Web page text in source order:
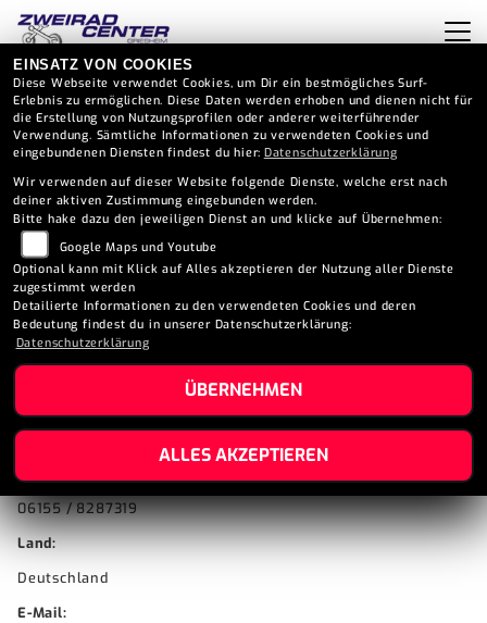
IMPRESSUM
ANSCHRIFT
Adresse:
Otto Straße 2a
Plz/Ort:
64347 Griesheim
06155 / 823 2084
Fax:
06155 / 8287319
Land:
Deutschland
E-Mail:
EINSATZ VON COOKIES
Diese Webseite verwendet Cookies, um Dir ein bestmögliches Surf-
Erlebnis zu ermöglichen. Diese Daten werden erhoben und dienen nicht für
die Erstellung von Nutzungsprofilen oder anderer weiterführender
Verwendung. Sämtliche Informationen zu verwendeten Cookies und
eingebundenen Diensten findest du hier: Datenschutzerklärung
Wir verwenden auf dieser Website folgende Dienste, welche erst nach
deiner aktiven Zustimmung eingebunden werden.
Bitte hake dazu den jeweiligen Dienst an und klicke auf Übernehmen:
Google Maps und Youtube
Optional kann mit Klick auf Alles akzeptieren der Nutzung aller Dienste
zugestimmt werden
Detailierte Informationen zu den verwendeten Cookies und deren
Bedeutung findest du in unserer Datenschutzerklärung:
Datenschutzerklärung
ÜBERNEHMEN
ALLES AKZEPTIEREN